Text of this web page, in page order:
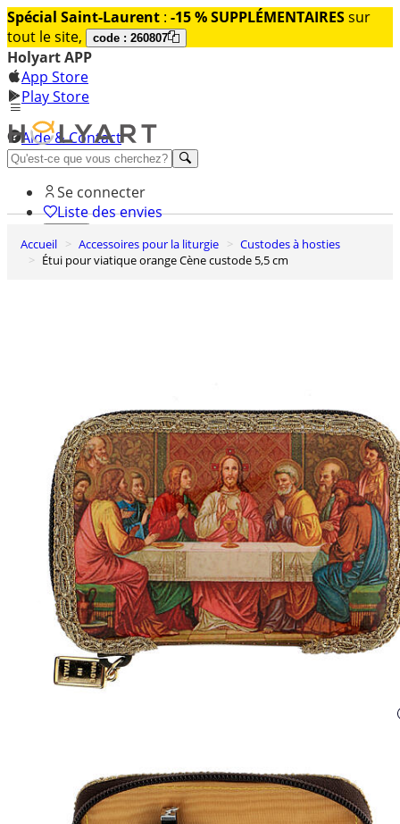
Spécial Saint-Laurent : -15 % SUPPLÉMENTAIRESsur
tout le site,
code : 260807
Holyart APP
App Store
Play Store
Aide & Contact
Découvrez Premium
Se connecter
Liste des envies
0
Panier
Accueil Accessoires pour la liturgie
Custodes à hosties
Étui pour viatique orange Cène custode 5,5 cm